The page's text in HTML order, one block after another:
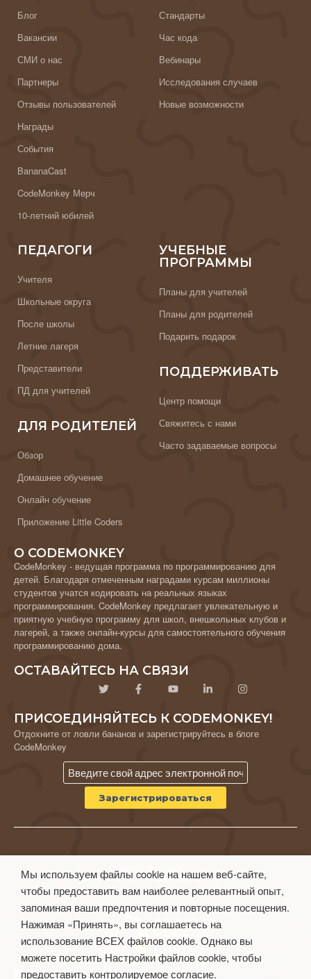
Блог
Вакансии
СМИ о нас
Партнеры
Отзывы пользователей
Награды
События
BananaCast
CodeMonkey Мерч
10-летний юбилей
Стандарты
Час кода
Вебинары
Исследования случаев
Новые возможности
ПЕДАГОГИ
Учителя
Школьные округа
После школы
Летние лагеря
Представители
ПД для учителей
ДЛЯ РОДИТЕЛЕЙ
Обзор
Домашнее обучение
Онлайн обучение
Приложение Little Coders
УЧЕБНЫЕ
ПРОГРАММЫ
Планы для учителей
Планы для родителей
Подарить подарок
ПОДДЕРЖИВАТЬ
Центр помощи
Свяжитесь с нами
Часто задаваемые вопросы
О CODEMONKEY
CodeMonkey - ведущая программа по программированию для
детей. Благодаря отмеченным наградами курсам миллионы
студентов учатся кодировать на реальных языках
программирования. CodeMonkey предлагает увлекательную и
приятную учебную программу для школ, внешкольных клубов и
лагерей, а также онлайн-курсы для самостоятельного обучения
программированию дома.
ОСТАВАЙТЕСЬ НА СВЯЗИ
ПРИСОЕДИНЯЙТЕСЬ К CODEMONKEY!
Отдохните от ловли бананов и зарегистрируйтесь в блоге
CodeMonkey
ПОЛИТИКА КОНФИДЕНЦИАЛЬНОСТИ
Условия использования
Мы используем файлы cookie на нашем веб-сайте,
чтобы предоставить вам наиболее релевантный опыт,
запоминая ваши предпочтения и повторные посещения.
Нажимая «Принять», вы соглашаетесь на
использование ВСЕХ файлов cookie. Однако вы
можете посетить Настройки файлов cookie, чтобы
предоставить контролируемое согласие.